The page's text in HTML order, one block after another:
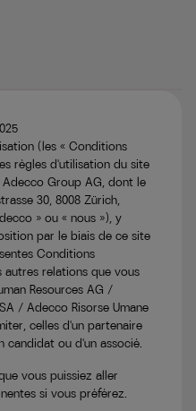
(les « Conditions
règles d'utilisation du site
Group AG, dont le
30, 8008 Zürich,
» ou « nous »), y
par le biais de ce site
Conditions
relations que vous
Resources AG /
/ Adecco Risorse Umane
celles d'un partenaire
candidat ou d'un associé.
vous puissiez aller
si vous préférez.